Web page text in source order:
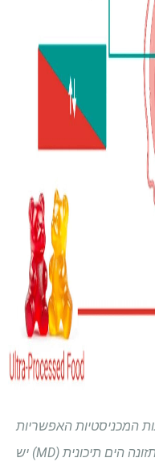
המכניסטיות האפשריות
של דפוסי התזונה על זרע. לדבקות בתזונה הים תיכונית (MD) יש